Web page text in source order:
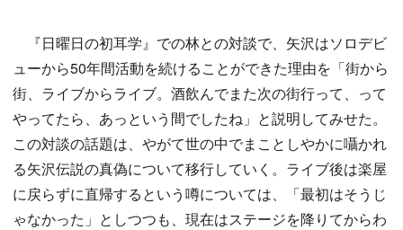
『日曜日の初耳学』での林との対談で、矢沢はソロデビ
ューから50年間活動を続けることができた理由を「街から
街、ライブからライブ。酒飲んでまた次の街行って、って
やってたら、あっという間でしたね」と説明してみせた。
この対談の話題は、やがて世の中でまことしやかに囁かれ
る矢沢伝説の真偽について移行していく。ライブ後は楽屋
に戻らずに直帰するという噂については、「最初はそうじ
ゃなかった」としつつも、現在はステージを降りてからわ